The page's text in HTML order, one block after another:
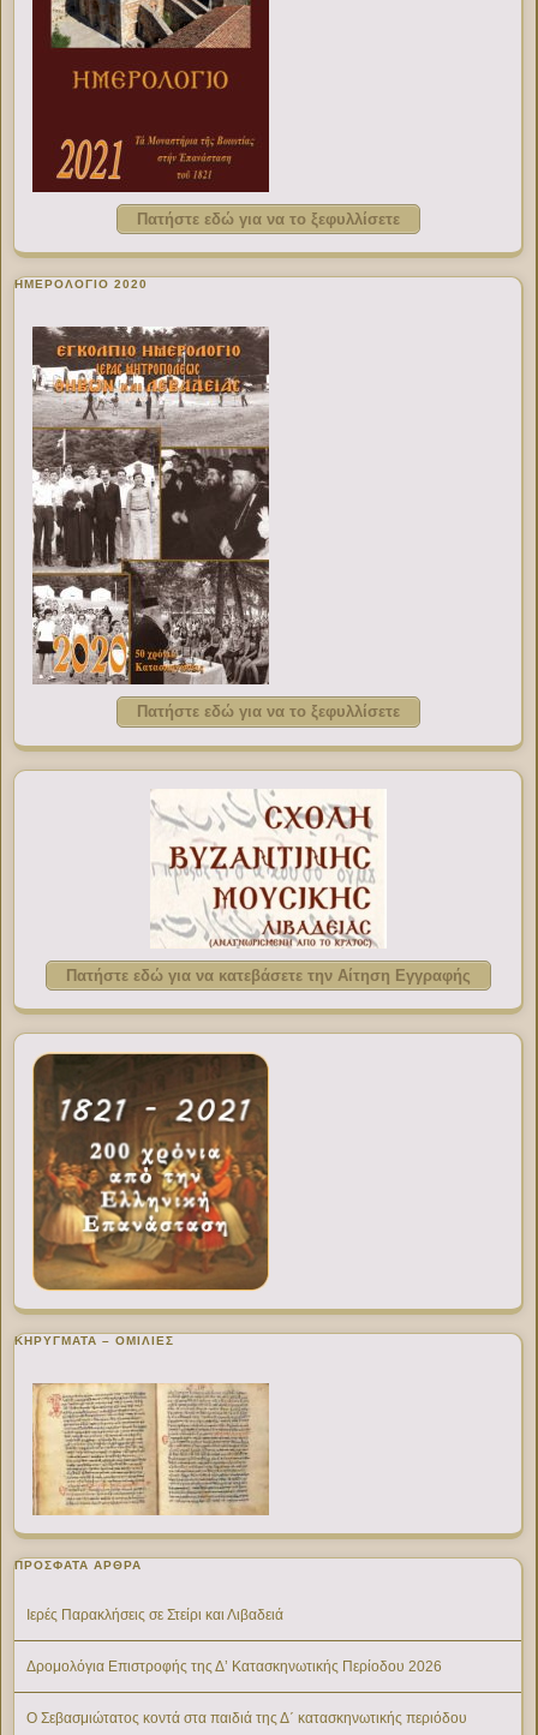
Πατήστε εδώ για να το ξεφυλλίσετε
ΗΜΕΡΟΛΟΓΙΟ 2020
Πατήστε εδώ για να το ξεφυλλίσετε
Πατήστε εδώ για να κατεβάσετε την Αίτηση Εγγραφής
ΚΗΡΥΓΜΑΤΑ – ΟΜΙΛΙΕΣ
ΠΡΌΣΦΑΤΑ ΆΡΘΡΑ
Ιερές Παρακλήσεις σε Στείρι και Λιβαδειά
Δρομολόγια Επιστροφής της Δ’ Κατασκηνωτικής Περίοδου 2026
Ο Σεβασμιώτατος κοντά στα παιδιά της Δ΄ κατασκηνωτικής περιόδου